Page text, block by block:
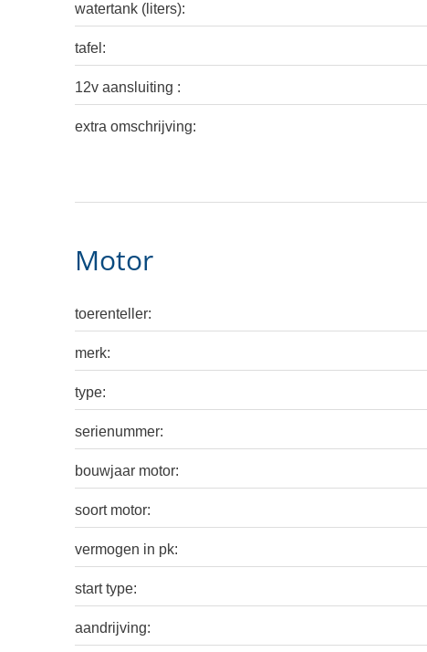
watertank (liters):
tafel:
12v aansluiting :
extra omschrijving:
Motor
toerenteller:
merk:
type:
serienummer:
bouwjaar motor:
soort motor:
vermogen in pk:
start type:
aandrijving: